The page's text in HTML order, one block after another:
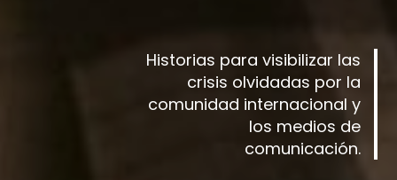
Historias para visibilizar las
crisis olvidadas por la
comunidad internacional y
los medios de
comunicación.